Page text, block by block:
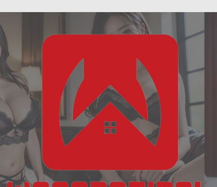
ฝัน
เห็น
to
content